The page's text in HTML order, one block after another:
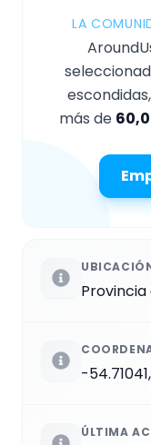
LA
más de
-
ÚLTIMA